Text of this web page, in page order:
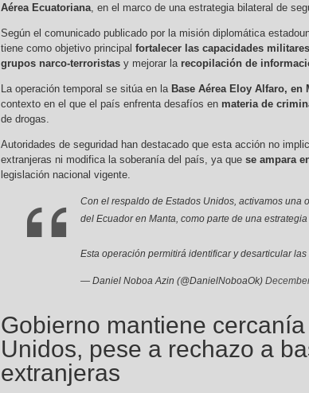
Aérea Ecuatoriana, en el marco de una estrategia bilateral de
Según el comunicado publicado por la misión diplomática
tiene como objetivo principal fortalecer las capacidades
grupos narco-terroristas y mejorar la recopilación de
La operación temporal se sitúa en la Base Aérea Eloy Alfaro, en
contexto en el que el país enfrenta desafíos en materia de
de drogas.
Autoridades de seguridad han destacado que esta acción no
extranjeras ni modifica la soberanía del país, ya que se ampara
legislación nacional vigente.
Con el respaldo de Estados Unidos, activamos una
del Ecuador en Manta, como parte de una
Esta operación permitirá identificar y desarticular
— Daniel Noboa Azin (@DanielNoboaOk)
Gobierno mantiene
Unidos, pese a rechazo a
extranjeras